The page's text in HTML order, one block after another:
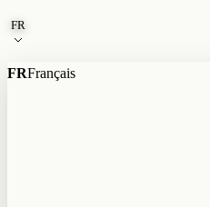
Aller au contenu
FR
FRFrançais